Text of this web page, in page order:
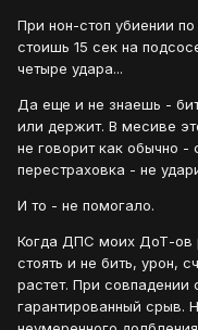
При нон-стоп убиении
стоишь 15 сек на
четыре удара...
Да еще и не знаешь -
или держит. В месиве
не говорит как обычно
перестраховка - не
И то - не помогало.
Когда ДПС моих ДоТ-ов
стоять и не бить, урон,
растет. При совпадении
гарантированный срыв.